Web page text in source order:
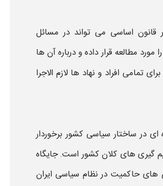
قانون اساسی می تواند در مسائل
مطالعه قرار داده و درباره آن ها
افراد و نهاد ها لازم الاجرا
ای در ساختار سیاسی کشور برخوردار
گیری های کلان کشور است. جایگاه
های حاکمیت در نظام سیاسی ایران